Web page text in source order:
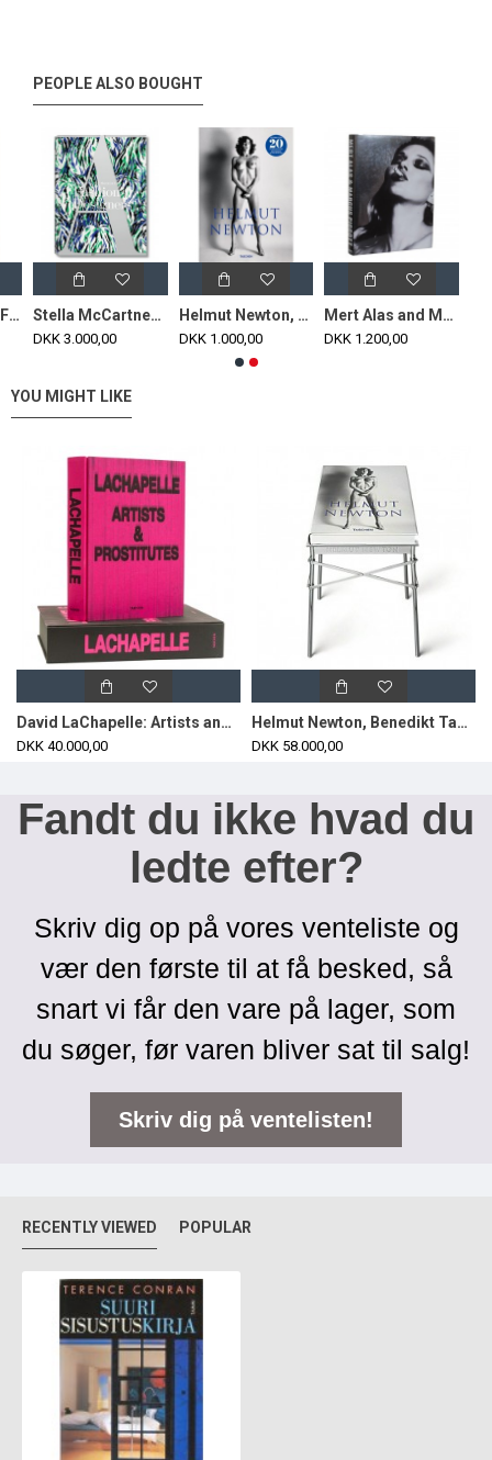
PEOPLE ALSO BOUGHT
Pablo Picasso 'Femme au chapeau a pompons et au corsage imprimé' by Desso, cd Stella McCartney Edition, Fashion Designers: The Collection of the Museum at FIT book
DKK 3.000,00
Helmut Newton, 20 years of sumo Benedikt Taschen verlag
DKK 1.000,00
Mert Alas and Marcus Piggott erotiske fotos published by Taschen
DKK 1.200,00
YOU MIGHT LIKE
David LaChapelle: Artists and Prostitutes Book
DKK 40.000,00
Helmut Newton, Benedikt Taschen verlag Sumo bog incl table
DKK 58.000,00
Fandt du ikke hvad du
ledte efter?
Skriv dig op på vores venteliste og
vær den første til at få besked, så
snart vi får den vare på lager, som
du søger, før varen bliver sat til salg!
Skriv dig på ventelisten!
RECENTLY VIEWED POPULAR